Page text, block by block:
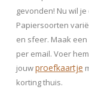
gevonden! Nu wil
Papiersoorten
en sfeer. Maak
per email. Voer
jouwproefkaartje
korting thuis.